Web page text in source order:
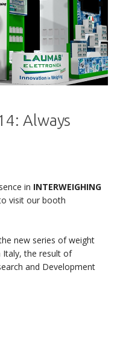
Always
in INTERWEIGHING
visit our booth
new series of weight
Italy, the result of
and Development